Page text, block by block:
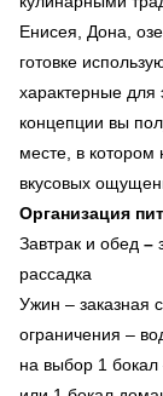
Енисея, Дона,
готовке
характерные для
концепции вы
месте, в котором
вкусовых
Организация
Завтрак и обед –
рассадка
Ужин – заказная
ограничения –
на выбор 1